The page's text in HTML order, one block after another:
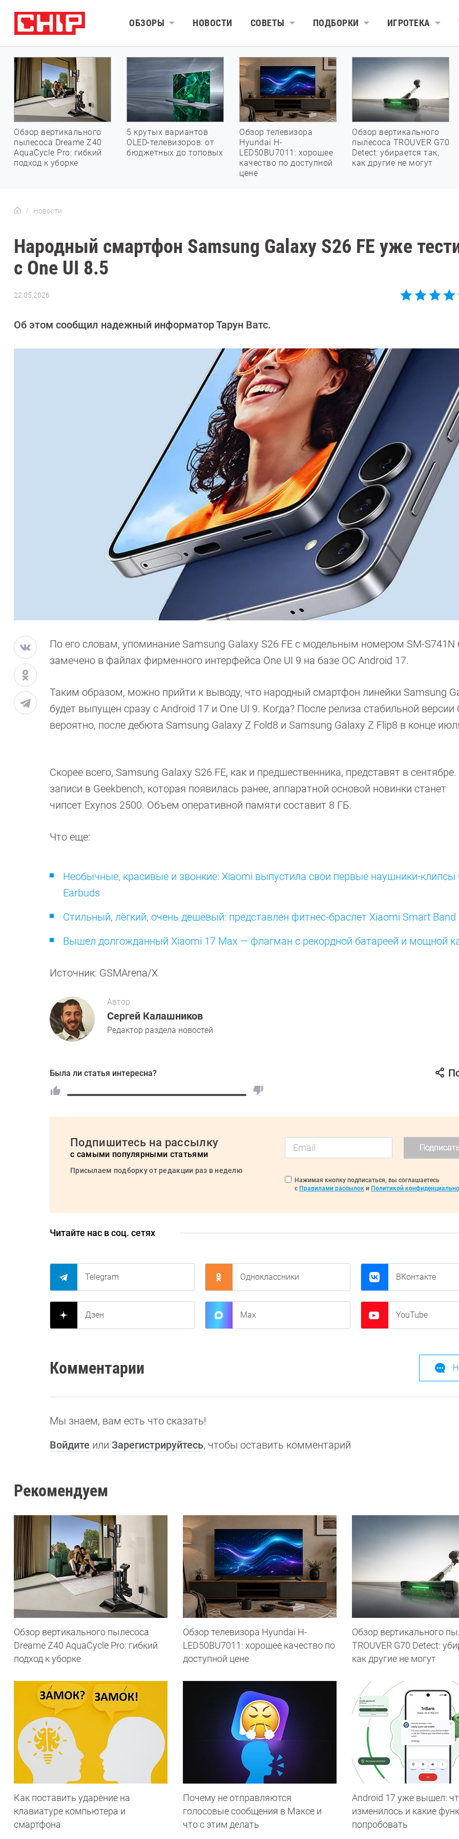
ОБЗОРЫ НОВОСТИ СОВЕТЫ ПОДБОРКИ ИГРОТЕКА
Обзор вертикального
пылесоса Dreame Z40
AquaCycle Pro: гибкий
подход к уборке
5 крутых вариантов
OLED-телевизоров: от
бюджетных до топовых
Обзор телевизора
Hyundai H-
LED50BU7011: хорошее
качество по доступной
цене
Обзор вертикального
пылесоса TROUVER G70
Detect: убирается так,
как другие не могут
Новости
Народный смартфон Samsung Galaxy S26 FE уже
с One UI 8.5
22.05.2026
Калашников
Об этом сообщил надежный информатор Тарун Ватс.
По его словам, упоминание Samsung Galaxy S26 FE с модельным номером SM-
замечено в файлах фирменного интерфейса One UI 9 на базе ОС Android 17.
Таким образом, можно прийти к выводу, что народный смартфон линейки Samsung
будет выпущен сразу с Android 17 и One UI 9. Когда? После релиза стабильной
вероятно, после дебюта Samsung Galaxy Z Fold8 и Samsung Galaxy Z Flip8 в конце
Скорее всего, Samsung Galaxy S26 FE, как и предшественника, представят в
записи в Geekbench, которая появилась ранее, аппаратной основой новинки станет
чипсет Exynos 2500. Объем оперативной памяти составит 8 ГБ.
Что еще:
Необычные, красивые и звонкие: Xiaomi выпустила свои первые наушники-клипсы
Earbuds
Стильный, лёгкий, очень дешёвый: представлен фитнес-браслет Xiaomi Smart Band
Вышел долгожданный Xiaomi 17 Max — флагман с рекордной батареей и мощной
Источник: GSMArena/X
Автор
Сергей Калашников
Редактор раздела новостей
Была ли статья интересна?
Подпишитесь на рассылку
с самыми популярными статьями
Присылаем подборку от редакции раз в неделю
Нажимая кнопку подписаться, вы соглашаетесь
с Правилами рассылок и Политикой
Читайте нас в соц. сетях
Telegram Одноклассники ВКонтакте
Дзен Max YouTube
Комментарии
Мы знаем, вам есть что сказать!
Войдите или Зарегистрируйтесь, чтобы оставить комментарий
Рекомендуем
Обзор вертикального пылесоса
Dreame Z40 AquaCycle Pro: гибкий
подход к уборке
Обзор телевизора Hyundai H-
LED50BU7011: хорошее качество по
доступной цене
Обзор вертикального
TROUVER G70 Detect:
как другие не могут
Как поставить ударение на
клавиатуре компьютера и
смартфона
Почему не отправляются
голосовые сообщения в Максе и
что с этим делать
Android 17 уже вышел:
изменилось и какие
попробовать